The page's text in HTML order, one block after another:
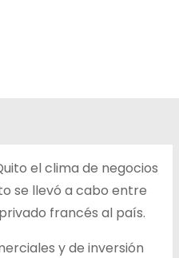
el clima de negocios
se llevó a cabo entre
francés al país.
y de inversión